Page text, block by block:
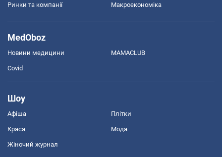
Ринки та компанії Макроекономіка
MedOboz
Новини медицини MAMACLUB
Covid
Шоу
Афіша Плітки
Краса Мода
Жіночий журнал